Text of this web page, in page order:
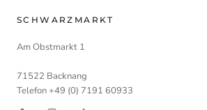
SCHWARZMARKT
Am Obstmarkt 1
71522 Backnang
Telefon +49 (0) 7191 60933